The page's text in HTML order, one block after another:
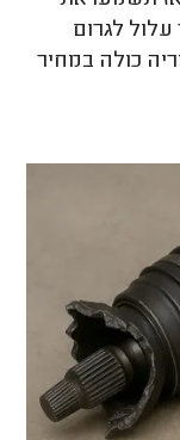
לגרום
כולה במחיר